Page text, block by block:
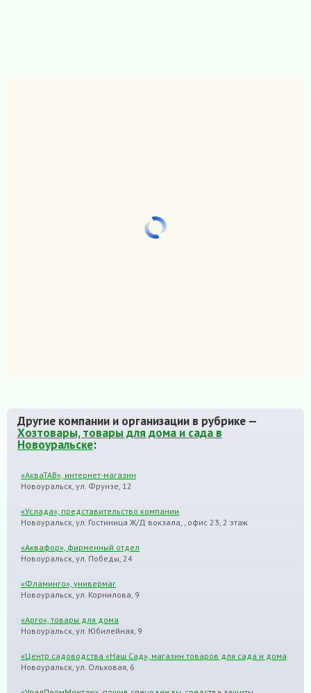
Другие компании и организации в рубрике —
Хозтовары, товары для дома и сада в
Новоуральске:
«АкваТАВ», интернет-магазин
Новоуральск, ул. Фрунзе, 12
«Услада», представительство компании
Новоуральск, ул. Гостиница Ж/Д вокзала, , офис 23, 2 этаж
«Аквафор», фирменный отдел
Новоуральск, ул. Победы, 24
«Фламинго», универмаг
Новоуральск, ул. Корнилова, 9
«Арго», товары для дома
Новоуральск, ул. Юбилейная, 9
«Центр садоводства «Наш Сад», магазин товаров для сада и дома
Новоуральск, ул. Ольховая, 6